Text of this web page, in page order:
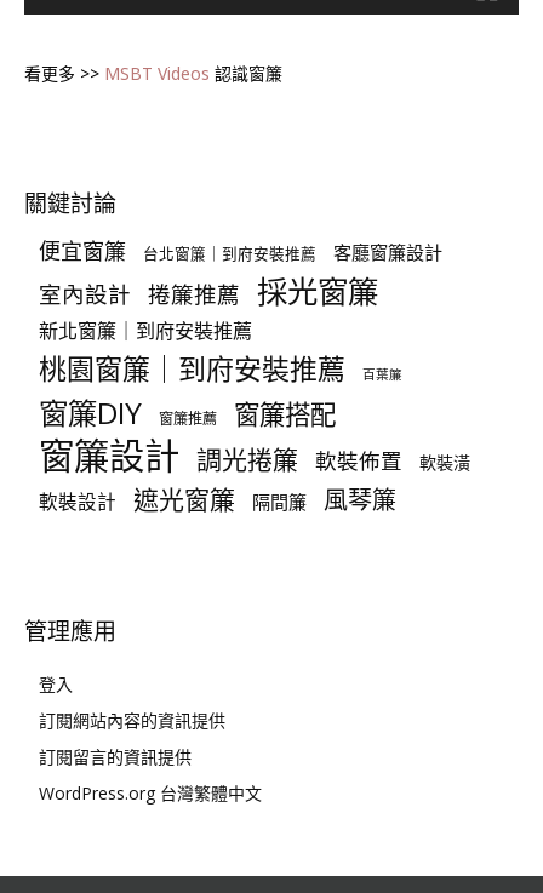
看更多 >> MSBT Videos 認識窗簾
關鍵討論
便宜窗簾 台北窗簾｜到府安裝推薦 客廳窗簾設計
室內設計 捲簾推薦 採光窗簾
新北窗簾｜到府安裝推薦
桃園窗簾｜到府安裝推薦 百葉簾
窗簾DIY 窗簾推薦 窗簾搭配
窗簾設計 調光捲簾 軟裝佈置 軟裝潢
軟裝設計 遮光窗簾 隔間簾 風琴簾
管理應用
登入
訂閱網站內容的資訊提供
訂閱留言的資訊提供
WordPress.org 台灣繁體中文